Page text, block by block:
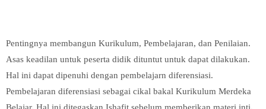
Pentingnya membangun Kurikulum, Pembelajaran, dan Penilaian.
Asas keadilan untuk peserta didik dituntut untuk dapat dilakukan.
Hal ini dapat dipenuhi dengan pembelajarn diferensiasi.
Pembelajaran diferensiasi sebagai cikal bakal Kurikulum Merdeka